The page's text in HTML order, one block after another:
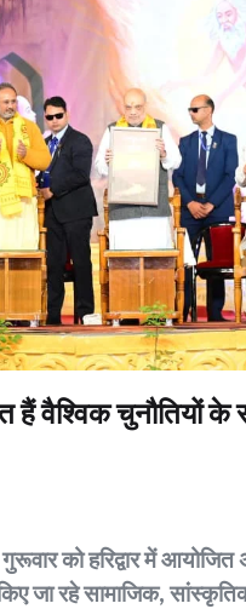
हैं वैश्विक चुनौतियों
को हरिद्वार में आयोजित
किए जा रहे सामाजिक,